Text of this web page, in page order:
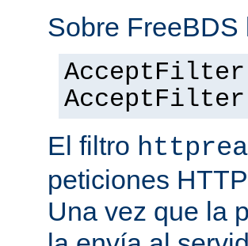
Sobre FreeBDS
El filtro
peticiones
Una vez que la